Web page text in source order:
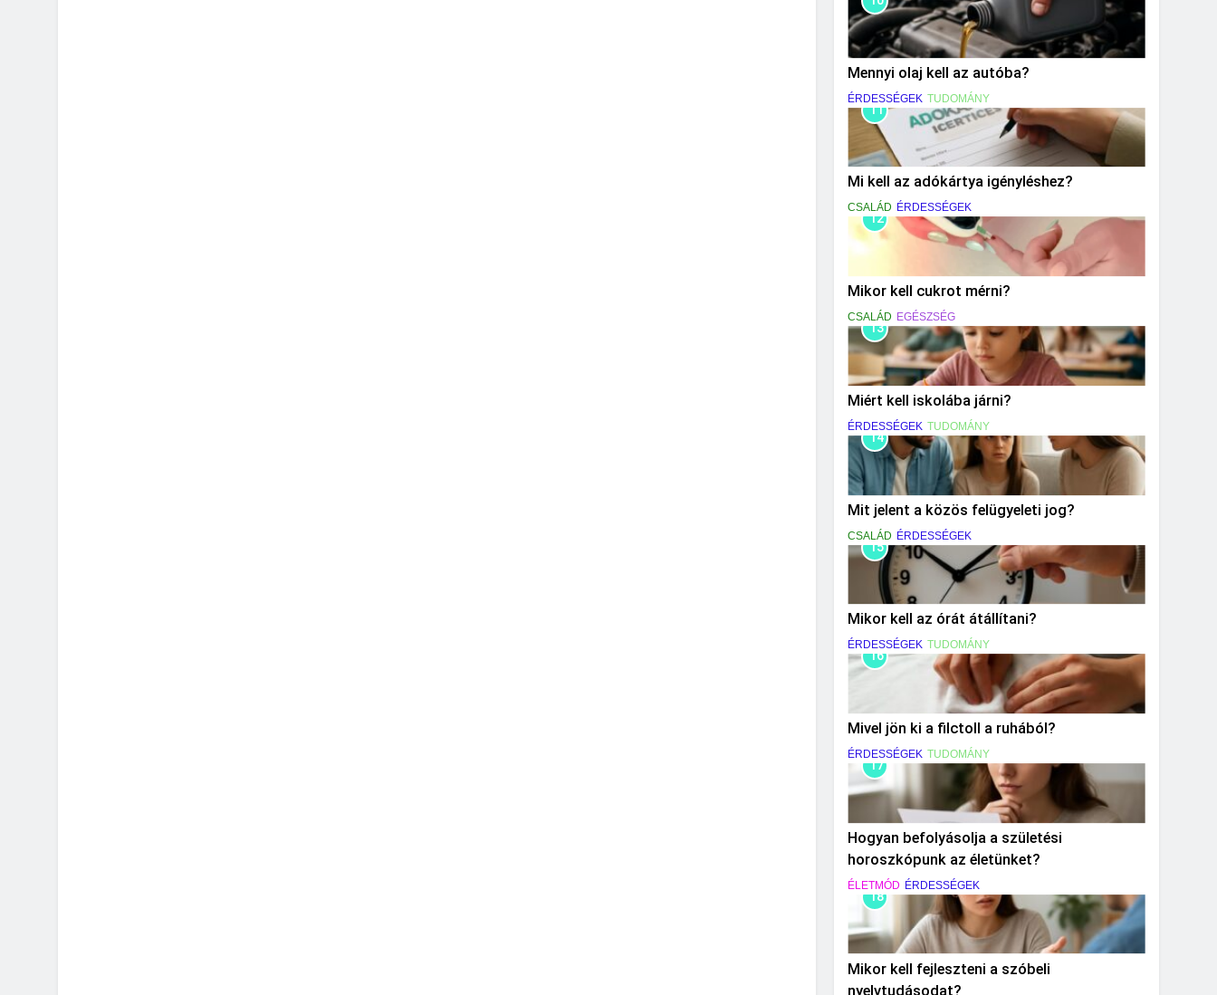
Mennyi olaj kell az autóba?
ÉRDESSÉGEK TUDOMÁNY
11
Mi kell az adókártya igényléshez?
CSALÁD ÉRDESSÉGEK
12
Mikor kell cukrot mérni?
CSALÁD EGÉSZSÉG
13
Miért kell iskolába járni?
ÉRDESSÉGEK TUDOMÁNY
14
Mit jelent a közös felügyeleti jog?
CSALÁD ÉRDESSÉGEK
15
Mikor kell az órát átállítani?
ÉRDESSÉGEK TUDOMÁNY
16
Mivel jön ki a filctoll a ruhából?
ÉRDESSÉGEK TUDOMÁNY
17
Hogyan befolyásolja a születési
horoszkópunk az életünket?
ÉLETMÓD ÉRDESSÉGEK
18
Mikor kell fejleszteni a szóbeli
nyelvtudásodat?